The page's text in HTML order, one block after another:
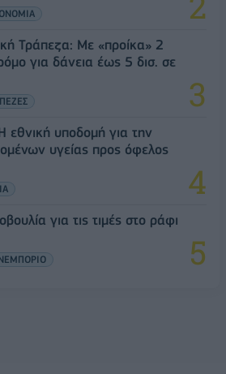
Τράπεζα: Με «προίκα» 2
για δάνεια έως 5 δισ. σε
υποδομή για την
υγείας προς όφελος
για τις τιμές στο ράφι